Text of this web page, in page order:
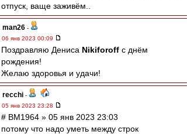
отпуск, ваще заживём..
man26 -
06 янв 2023 00:09
Поздравляю Дениса Nikiforoff с днём
рождения!
Желаю здоровья и удачи!
recchi -
05 янв 2023 23:28
# BM1964 » 05 янв 2023 23:03
потому что надо уметь между строк